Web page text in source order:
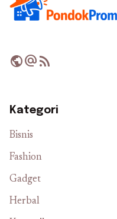
publicalternate_emailrss_feed
Kategori
Bisnis
Fashion
Gadget
Herbal